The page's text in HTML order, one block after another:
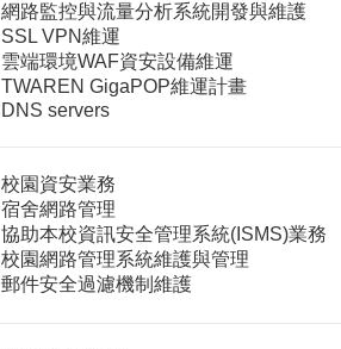
網路監控與流量分析系統開發與維護
SSL VPN維運
雲端環境WAF資安設備維運
TWAREN GigaPOP維運計畫
DNS servers
校園資安業務
宿舍網路管理
協助本校資訊安全管理系統(ISMS)業務
校園網路管理系統維護與管理
郵件安全過濾機制維護